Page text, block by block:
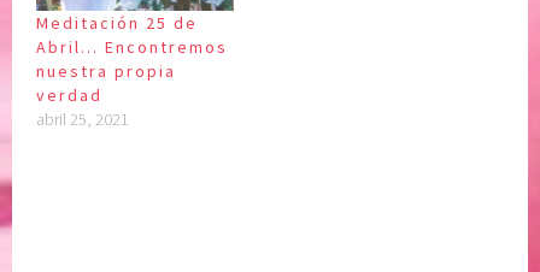
Meditación 25 de
Abril… Encontremos
nuestra propia
verdad
abril 25, 2021